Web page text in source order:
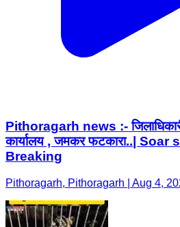
Pithoragarh news :-
कार्यालय , जमकर फटकारा..| Soar
Breaking
Pithoragarh, Pithoragarh | Aug 4,